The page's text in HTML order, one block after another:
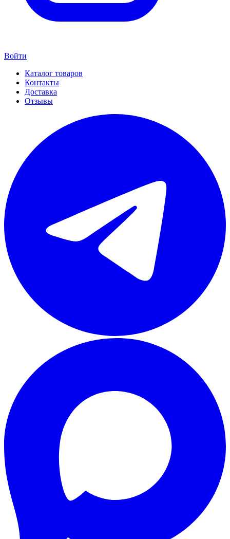
Войти
Каталог товаров
Контакты
Доставка
Отзывы